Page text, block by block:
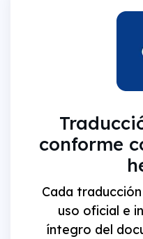
conforme
Cada
uso oficial e
íntegro del